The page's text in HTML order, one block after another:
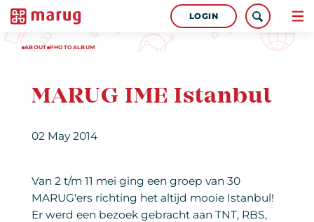
LOGIN
ABOUT PHOTOALBUM
MARUG IME Istanbul
02 May 2014
Van 2 t/m 11 mei ging een groep van 30
MARUG'ers richting het altijd mooie Istanbul!
Er werd een bezoek gebracht aan TNT, RBS,